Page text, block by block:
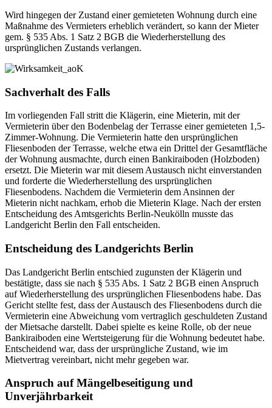
Wird hingegen der Zustand einer gemieteten Wohnung durch eine
Maßnahme des Vermieters erheblich verändert, so kann der Mieter
gem. § 535 Abs. 1 Satz 2 BGB die Wiederherstellung des
ursprünglichen Zustands verlangen.
Sachverhalt des Falls
Im vorliegenden Fall stritt die Klägerin, eine Mieterin, mit der
Vermieterin über den Bodenbelag der Terrasse einer gemieteten 1,5-
Zimmer-Wohnung. Die Vermieterin hatte den ursprünglichen
Fliesenboden der Terrasse, welche etwa ein Drittel der Gesamtfläche
der Wohnung ausmachte, durch einen Bankiraiboden (Holzboden)
ersetzt. Die Mieterin war mit diesem Austausch nicht einverstanden
und forderte die Wiederherstellung des ursprünglichen
Fliesenbodens. Nachdem die Vermieterin dem Ansinnen der
Mieterin nicht nachkam, erhob die Mieterin Klage. Nach der ersten
Entscheidung des Amtsgerichts Berlin-Neukölln musste das
Landgericht Berlin den Fall entscheiden.
Entscheidung des Landgerichts Berlin
Das Landgericht Berlin entschied zugunsten der Klägerin und
bestätigte, dass sie nach § 535 Abs. 1 Satz 2 BGB einen Anspruch
auf Wiederherstellung des ursprünglichen Fliesenbodens habe. Das
Gericht stellte fest, dass der Austausch des Fliesenbodens durch die
Vermieterin eine Abweichung vom vertraglich geschuldeten Zustand
der Mietsache darstellt. Dabei spielte es keine Rolle, ob der neue
Bankiraiboden eine Wertsteigerung für die Wohnung bedeutet habe.
Entscheidend war, dass der ursprüngliche Zustand, wie im
Mietvertrag vereinbart, nicht mehr gegeben war.
Anspruch auf Mängelbeseitigung und
Unverjährbarkeit